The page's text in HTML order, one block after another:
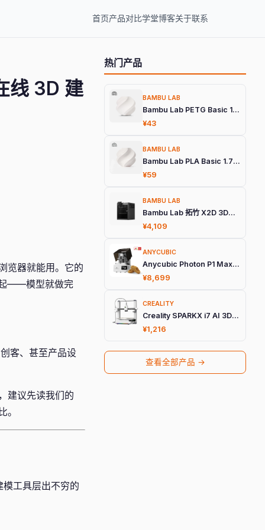
首页产品对比学堂博客关于联系
线 3D 建
览器就能用。它的
——模型就做完
客、甚至产品设
建议先读我们的
工具层出不穷的
热门产品
BAMBU LAB
Bambu Lab PETG Basic 1.75mm 3D打印耗材
¥43
BAMBU LAB
Bambu Lab PLA Basic 1.75mm 3D打印耗材
¥59
BAMBU LAB
Bambu Lab 拓竹 X2D 3D打印机
¥4,109
ANYCUBIC
Anycubic Photon P1 Max 旗舰光固化3D打印机
¥8,699
CREALITY
Creality SPARKX i7 AI 3D打印机
¥1,216
查看全部产品 →